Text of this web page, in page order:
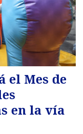
el Mes de
en la vía